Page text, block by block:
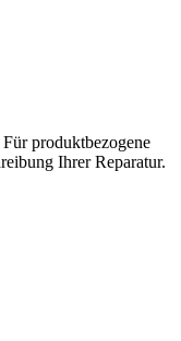
produktbezogene
Ihrer Reparatur.